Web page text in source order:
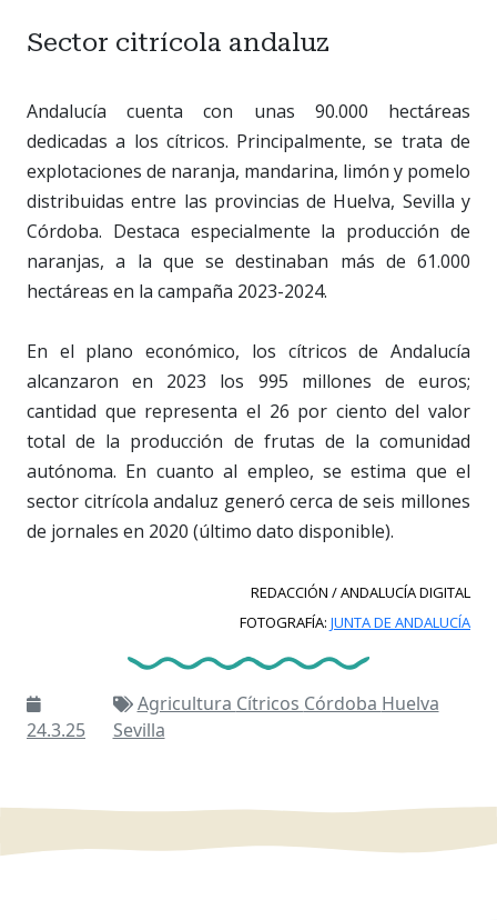
Sector citrícola andaluz
Andalucía cuenta con unas 90.000 hectáreas
dedicadas a los cítricos. Principalmente, se trata de
explotaciones de naranja, mandarina, limón y pomelo
distribuidas entre las provincias de Huelva, Sevilla y
Córdoba. Destaca especialmente la producción de
naranjas, a la que se destinaban más de 61.000
hectáreas en la campaña 2023-2024.
En el plano económico, los cítricos de Andalucía
alcanzaron en 2023 los 995 millones de euros;
cantidad que representa el 26 por ciento del valor
total de la producción de frutas de la comunidad
autónoma. En cuanto al empleo, se estima que el
sector citrícola andaluz generó cerca de seis millones
de jornales en 2020 (último dato disponible).
REDACCIÓN / ANDALUCÍA DIGITAL
FOTOGRAFÍA: JUNTA DE ANDALUCÍA
24.3.25
Agricultura Cítricos Córdoba Huelva
Sevilla